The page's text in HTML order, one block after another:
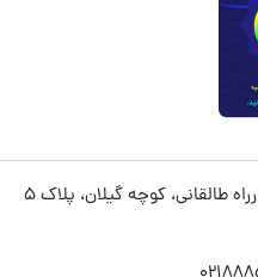
تهران، خیابان ولیعصر، بالاتر از چهارراه طالقانی، کوچه گیلان، پلاک 5